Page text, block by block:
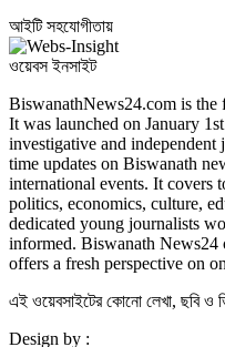
আইটি সহযোগীতায়
ওয়েবস ইনসাইট
BiswanathNews24.com is
It was launched on January
investigative and
time updates on Biswanath
international events. It covers
politics, economics, culture,
dedicated young journalists
informed. Biswanath News24
offers a fresh perspective on
এই ওয়েবসাইটের কোনো লেখা, ছবি ও
Design by :